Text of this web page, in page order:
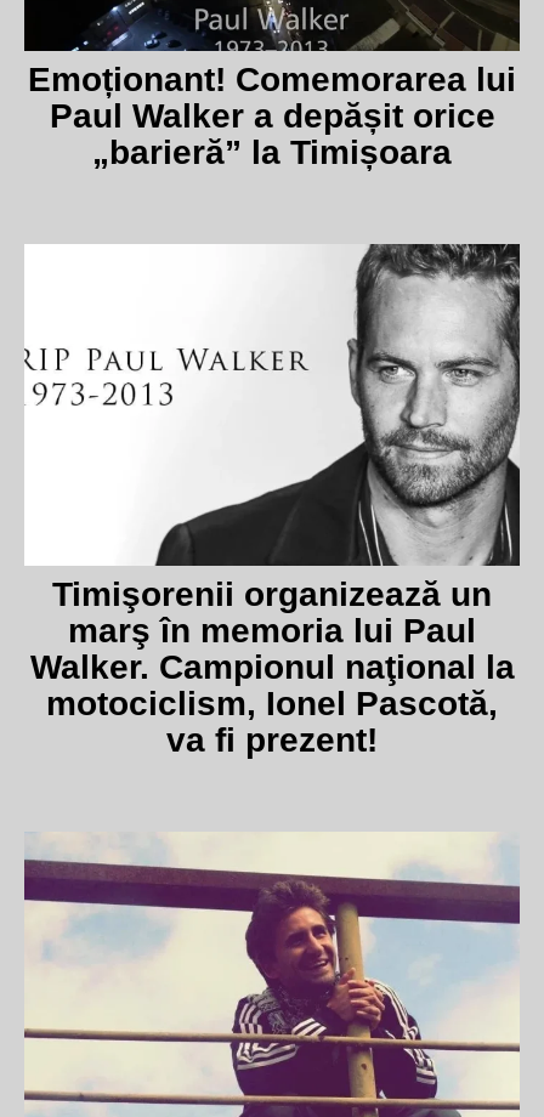
Emoționant! Comemorarea lui
Paul Walker a depășit orice
„barieră” la Timișoara
Timişorenii organizează un
marş în memoria lui Paul
Walker. Campionul naţional la
motociclism, Ionel Pascotă,
va fi prezent!